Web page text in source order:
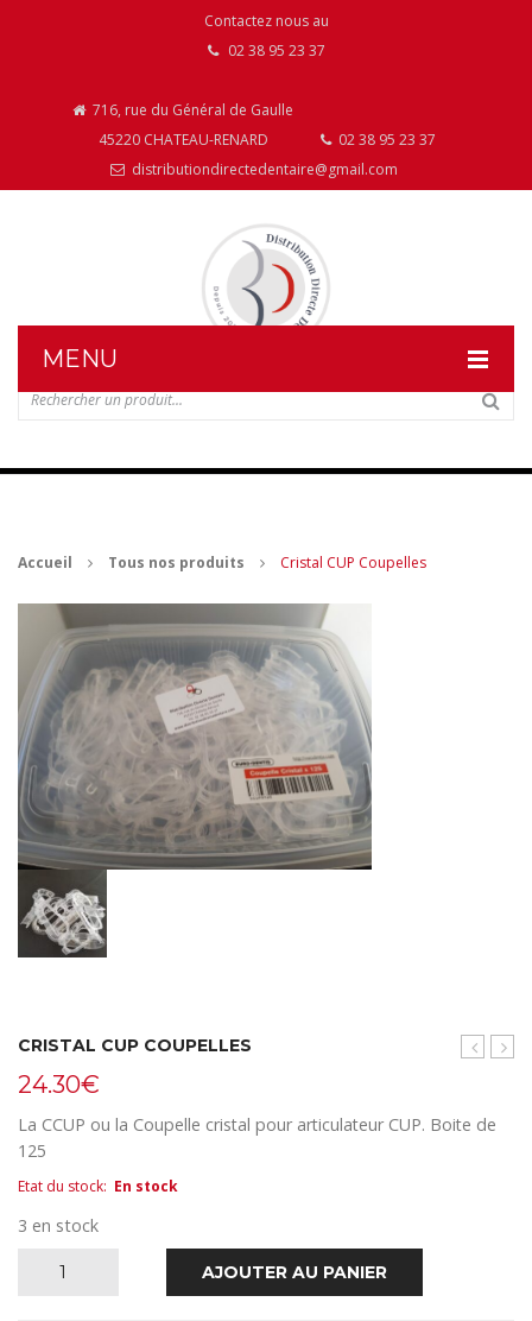
Contactez nous au
02 38 95 23 37
716, rue du Général de Gaulle
45220 CHATEAU-RENARD
02 38 95 23 37
distributiondirectedentaire@gmail.com
MENU
NOS PRODUITS
CONTACT
MES ACHATS
Mon Panier
Mon compte
Accueil Tous nos produits Cristal CUP Coupelles
2
CRISTAL CUP COUPELLES
24.30€
La CCUP ou la Coupelle cristal pour articulateur CUP. Boite de
125
Etat du stock: En stock
3 en stock
quantité AJOUTER AU PANIER